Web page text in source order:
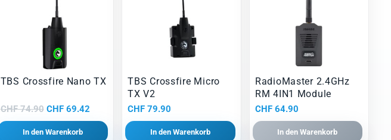
TBS Crossfire Nano TX
CHF74.90 Ursprünglicher
Preis
war:
CHF69.42Aktueller
Preis
In den Warenkorb
TBS Crossfire Micro
TX V2
CHF 79.90
In den Warenkorb
RadioMaster 2.4GHz
RM 4IN1 Module
CHF64.90
In den Warenkorb